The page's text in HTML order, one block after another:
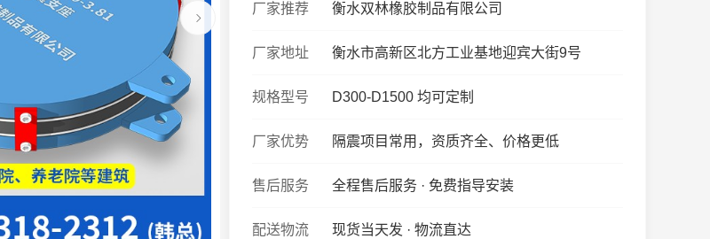
厂家推荐 衡水双林橡胶制品有限公司
厂家地址 衡水市高新区北方工业基地迎宾大街9号
规格型号 D300-D1500 均可定制
厂家优势 隔震项目常用，资质齐全、价格更低
售后服务 全程售后服务 · 免费指导安装
配送物流 现货当天发 · 物流直达